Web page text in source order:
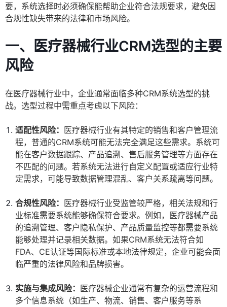
要，系统选择时必须确保能帮助企业符合法规要求，避免因
合规性缺失带来的法律和市场风险。
一、医疗器械行业CRM选型的主要
风险
在医疗器械行业中，企业通常面临多种CRM系统选型的挑
战。选型过程中需重点考虑以下风险：
适配性风险： 医疗器械行业有其特定的销售和客户管理流
程，普通的CRM系统可能无法完全满足这些需求。系统可
能在客户数据跟踪、产品追溯、售后服务管理等方面存在
不匹配的问题。若系统无法进行自定义配置或适应行业特
定需求，可能导致数据管理混乱、客户关系疏离等问题。
合规性风险： 医疗器械行业受监管较严格，相关法规和行
业标准需要系统能够确保符合要求。例如，医疗器械产品
的追溯管理、客户隐私保护、产品质量监控等都需要系统
能够处理并记录相关数据。如果CRM系统无法符合如
FDA、CE认证等国际标准或本地法律规定，企业可能会面
临严重的法律风险和品牌损害。
实施与集成风险： 医疗器械企业通常有复杂的运营流程和
多个信息系统（如生产、物流、销售、客户服务等系